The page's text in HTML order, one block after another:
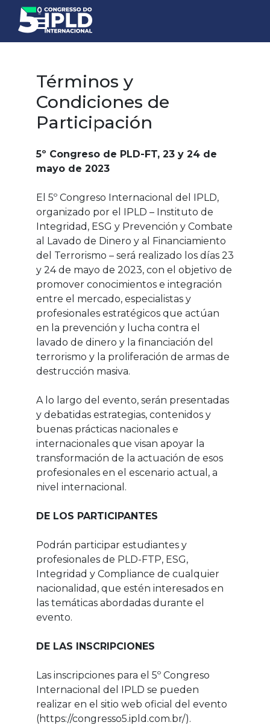
Términos y
Condiciones de
Participación
5º Congreso de PLD-FT, 23 y 24 de
mayo de 2023
El 5º Congreso Internacional del IPLD,
organizado por el IPLD – Instituto de
Integridad, ESG y Prevención y Combate
al Lavado de Dinero y al Financiamiento
del Terrorismo – será realizado los días 23
y 24 de mayo de 2023, con el objetivo de
promover conocimientos e integración
entre el mercado, especialistas y
profesionales estratégicos que actúan
en la prevención y lucha contra el
lavado de dinero y la financiación del
terrorismo y la proliferación de armas de
destrucción masiva.
A lo largo del evento, serán presentadas
y debatidas estrategias, contenidos y
buenas prácticas nacionales e
internacionales que visan apoyar la
transformación de la actuación de esos
profesionales en el escenario actual, a
nivel internacional.
DE LOS PARTICIPANTES
Podrán participar estudiantes y
profesionales de PLD-FTP, ESG,
Integridad y Compliance de cualquier
nacionalidad, que estén interesados en
las temáticas abordadas durante el
evento.
DE LAS INSCRIPCIONES
Las inscripciones para el 5º Congreso
Internacional del IPLD se pueden
realizar en el sitio web oficial del evento
(https://congresso5.ipld.com.br/).